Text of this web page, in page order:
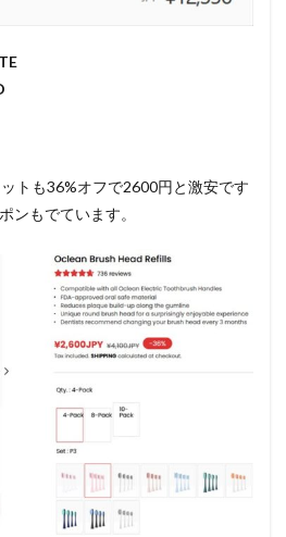
トも36%オフで2600円と激安です
ンもでています。